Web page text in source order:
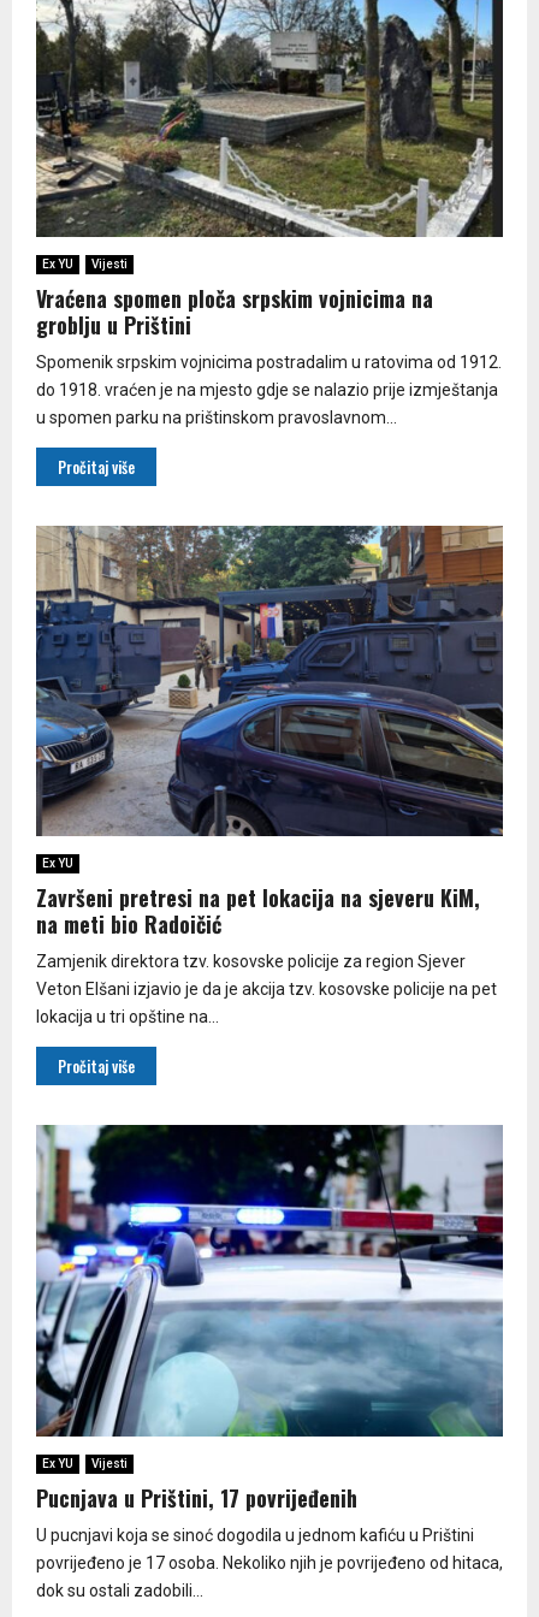
Ex YU Vijesti
Vraćena spomen ploča srpskim vojnicima na
groblju u Prištini
Spomenik srpskim vojnicima postradalim u ratovima od 1912.
do 1918. vraćen je na mjesto gdje se nalazio prije izmještanja
u spomen parku na prištinskom pravoslavnom...
Pročitaj više
Ex YU
Završeni pretresi na pet lokacija na sjeveru KiM,
na meti bio Radoičić
Zamjenik direktora tzv. kosovske policije za region Sjever
Veton Elšani izjavio je da je akcija tzv. kosovske policije na pet
lokacija u tri opštine na...
Pročitaj više
Ex YU Vijesti
Pucnjava u Prištini, 17 povrijeđenih
U pucnjavi koja se sinoć dogodila u jednom kafiću u Prištini
povrijeđeno je 17 osoba. Nekoliko njih je povrijeđeno od hitaca,
dok su ostali zadobili...